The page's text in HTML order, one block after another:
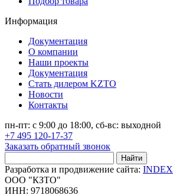
Информация
Документация
О компании
Наши проекты
Документация
Стать дилером KZTO
Новости
Контакты
пн-пт: с 9:00 до 18:00, сб-вс: выходной
+7 495 120-17-37
Заказать обратный звонок
Найти
Разработка и продвижение сайта: INDEX
ООО "КЗТО"
ИНН: 9718068636